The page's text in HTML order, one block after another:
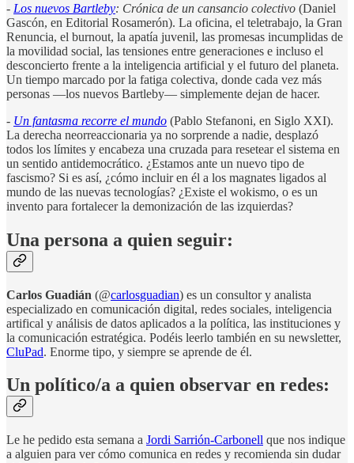
- Los nuevos Bartleby: Crónica de un cansancio colectivo (Daniel
Gascón, en Editorial Rosamerón). La oficina, el teletrabajo, la Gran
Renuncia, el burnout, la apatía juvenil, las promesas incumplidas de
la movilidad social, las tensiones entre generaciones e incluso el
desconcierto frente a la inteligencia artificial y el futuro del planeta.
Un tiempo marcado por la fatiga colectiva, donde cada vez más
personas ―los nuevos Bartleby― simplemente dejan de hacer.
- Un fantasma recorre el mundo (Pablo Stefanoni, en Siglo XXI).
La derecha neorreaccionaria ya no sorprende a nadie, desplazó
todos los límites y encabeza una cruzada para resetear el sistema en
un sentido antidemocrático. ¿Estamos ante un nuevo tipo de
fascismo? Si es así, ¿cómo incluir en él a los magnates ligados al
mundo de las nuevas tecnologías? ¿Existe el wokismo, o es un
invento para fortalecer la demonización de las izquierdas?
Una persona a quien seguir:
Carlos Guadián (@carlosguadian) es un consultor y analista
especializado en comunicación digital, redes sociales, inteligencia
artifical y análisis de datos aplicados a la política, las instituciones y
la comunicación estratégica. Podéis leerlo también en su newsletter,
CluPad. Enorme tipo, y siempre se aprende de él.
Un político/a a quien observar en redes:
Le he pedido esta semana a Jordi Sarrión-Carbonell que nos indique
a alguien para ver cómo comunica en redes y recomienda sin dudar